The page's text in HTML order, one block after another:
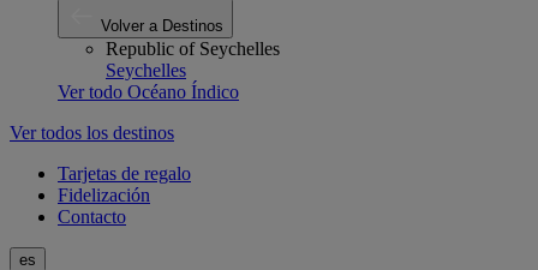
Volver a Destinos
Republic of Seychelles
Seychelles
Ver todo Océano Índico
Ver todos los destinos
Tarjetas de regalo
Fidelización
Contacto
es